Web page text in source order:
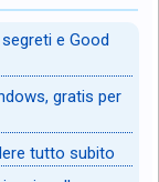
e Good
gratis per
tutto subito